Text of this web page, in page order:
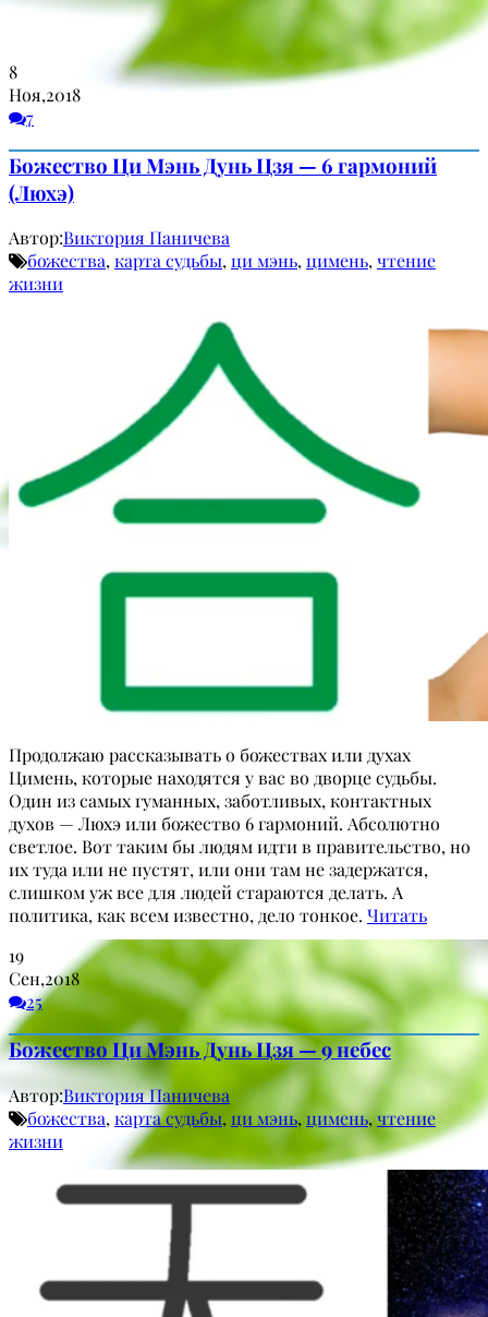
8
Ноя,2018
7
Божество Ци Мэнь Дунь Цзя — 6 гармоний
(Люхэ)
Автор:Виктория Паничева
божества,карта судьбы,ци мэнь,цимень,чтение
жизни
Продолжаю рассказывать о божествах или духах
Цимень, которые находятся у вас во дворце судьбы.
Один из самых гуманных, заботливых, контактных
духов — Люхэ или божество 6 гармоний. Абсолютно
светлое. Вот таким бы людям идти в правительство, но
их туда или не пустят, или они там не задержатся,
слишком уж все для людей стараются делать. А
политика, как всем известно, дело тонкое. Читать
19
Сен,2018
25
Божество Ци Мэнь Дунь Цзя — 9 небес
Автор:Виктория Паничева
божества, карта судьбы, ци мэнь,цимень,чтение
жизни